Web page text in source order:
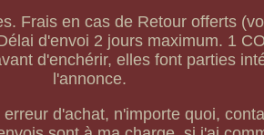
Frais en cas de Retour offerts
d'envoi 2 jours maximum. 1
d'enchérir, elles font parties
l'annonce.
d'achat, n'importe quoi,